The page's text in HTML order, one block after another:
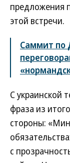
предложения
этой встречи.
Саммит по
С украинской
фраза из
стороны:
с